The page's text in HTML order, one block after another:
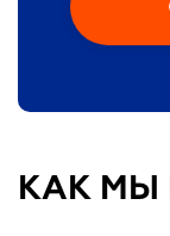
КАК МЫ